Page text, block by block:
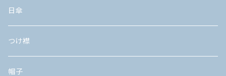
日傘
つけ襟
帽子